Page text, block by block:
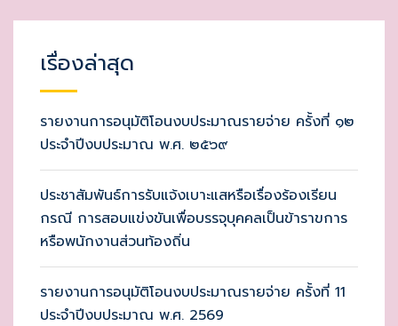
เรื่องล่าสุด
รายงานการอนุมัติโอนงบประมาณรายจ่าย ครั้งที่ ๑๒
ประจำปีงบประมาณ พ.ศ. ๒๕๖๙
ประชาสัมพันธ์การรับแจ้งเบาะแสหรือเรื่องร้องเรียน
กรณี การสอบแข่งขันเพื่อบรรจุบุคคลเป็นข้าราขการ
หรือพนักงานส่วนท้องถิ่น
รายงานการอนุมัติโอนงบประมาณรายจ่าย ครั้งที่ 11
ประจำปีงบประมาณ พ.ศ. 2569